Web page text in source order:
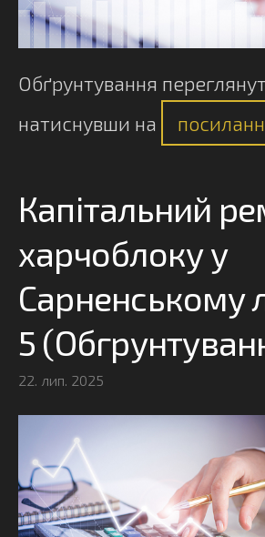
Обґрунтування
натиснувши на
Капітальний
харчоблоку у
Сарненському
5
22. лип. 2025